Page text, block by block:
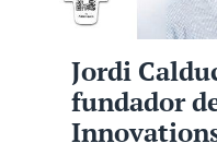
Jordi
fundador